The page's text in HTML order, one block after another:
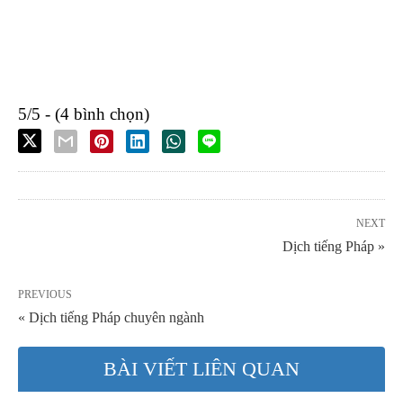
5/5 - (4 bình chọn)
NEXT
Dịch tiếng Pháp »
PREVIOUS
« Dịch tiếng Pháp chuyên ngành
BÀI VIẾT LIÊN QUAN